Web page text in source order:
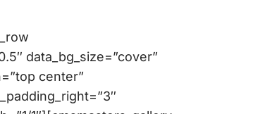
data_bg_size=”cover”
center”